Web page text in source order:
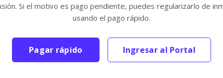
Si el motivo es pago pendiente, puedes regularizarlo de
usando el pago rápido.
Pagar rápido Ingresar al Portal